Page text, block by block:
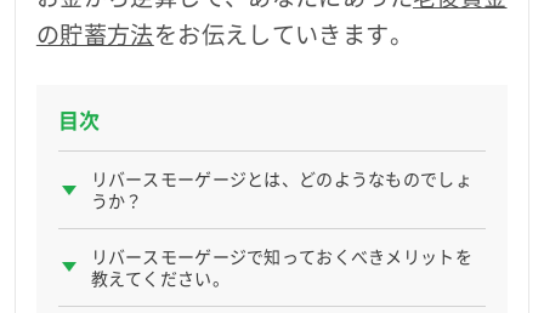
ベルーナノーティストップ
の貯蓄方法をお伝えしていきます。
目次
リバースモーゲージとは、どのようなものでしょ
うか？
リバースモーゲージで知っておくべきメリットを
教えてください。